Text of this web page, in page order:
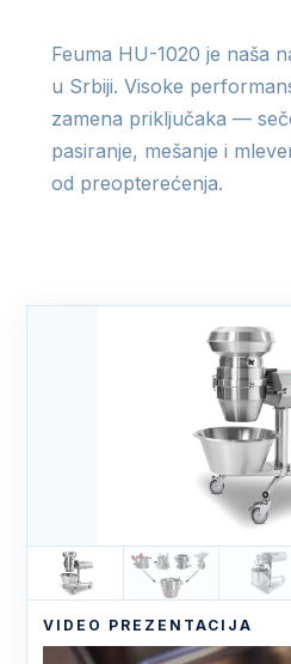
Feuma HU-1020 je naša
u Srbiji. Visoke
zamena priključaka —
pasiranje, mešanje i
od preopterećenja.
VIDEO PREZENTACIJA